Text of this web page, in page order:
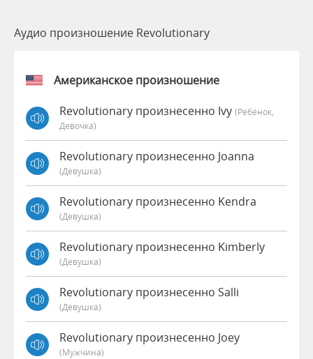
Аудио произношение Revolutionary
Американское произношение
Revolutionary произнесенно Ivy (Ребёнок,
Девочка)
Revolutionary произнесенно Joanna
(девушка)
Revolutionary произнесенно Kendra
(девушка)
Revolutionary произнесенно Kimberly
(девушка)
Revolutionary произнесенно Salli
(девушка)
Revolutionary произнесенно Joey
(мужчина)